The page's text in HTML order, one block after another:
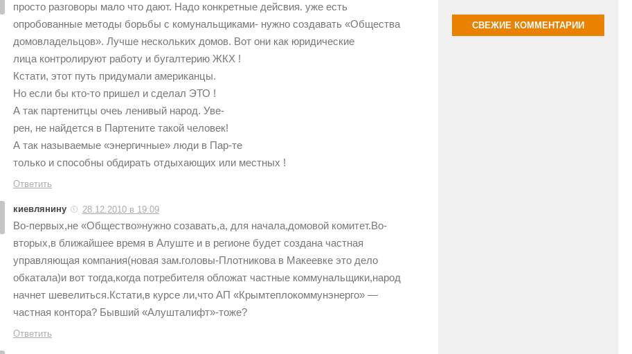
просто разговоры мало что дают. Надо конкретные дейсвия. уже есть
опробованные методы борьбы с комунальщиками- нужно создавать «Общества
домовладельцов». Лучше нескольких домов. Вот они как юридические
лица контролируют работу и бугалтерию ЖКХ !
Кстати, этот путь придумали американцы.
Но если бы кто-то пришел и сделал ЭТО !
А так партенитцы очеь ленивый народ. Уве-
рен, не найдется в Партените такой человек!
А так называемые «энергичные» люди в Пар-те
только и способны обдирать отдыхающих или местных !
Ответить
киевлянину 28.12.2010 в 19:09
Во-первых,не «Общество»нужно созавать,а, для начала,домовой комитет.Во-
вторых,в ближайшее время в Алуште и в регионе будет создана частная
управляющая компания(новая зам.головы-Плотникова в Макеевке это дело
обкатала)и вот тогда,когда потребителя обложат частные коммунальщики,народ
начнет шевелиться.Кстати,в курсе ли,что АП «Крымтеплокоммунэнерго» —
частная контора? Бывший «Алушталифт»-тоже?
Ответить
СВЕЖИЕ КОММЕНТАРИИ